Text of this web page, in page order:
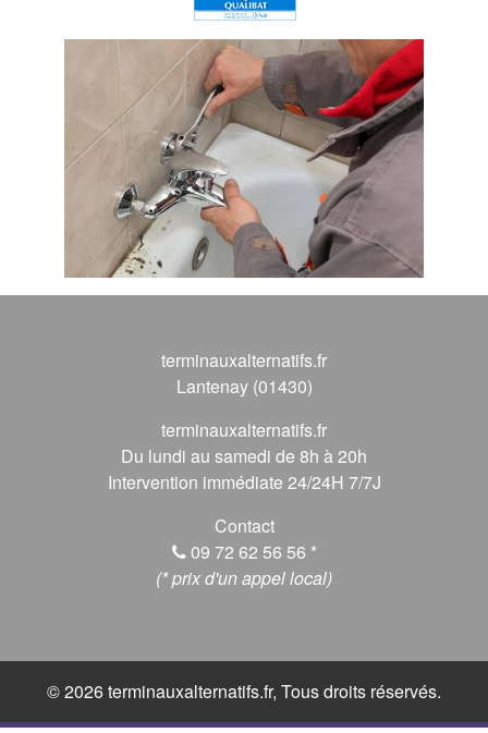
terminauxalternatifs.fr
Lantenay (01430)
terminauxalternatifs.fr
Du lundi au samedi de 8h à 20h
Intervention immédiate 24/24H 7/7J
Contact
09 72 62 56 56 *
(* prix d'un appel local)
© 2026 terminauxalternatifs.fr, Tous droits réservés.